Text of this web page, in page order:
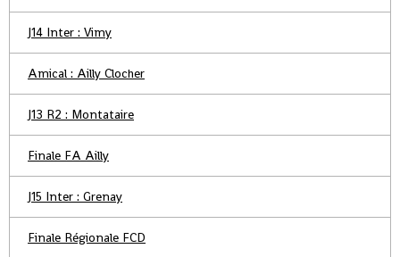
J14 Inter : Vimy
Amical : Ailly Clocher
J13 R2 : Montataire
Finale FA Ailly
J15 Inter : Grenay
Finale Régionale FCD